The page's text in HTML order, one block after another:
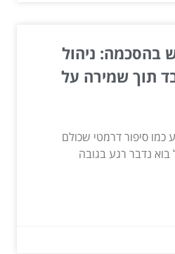
בהסכמה: ניהול
תוך שמירה על
כמו סיפור דרמטי שכולם
בוא נדבר רגע בגובה